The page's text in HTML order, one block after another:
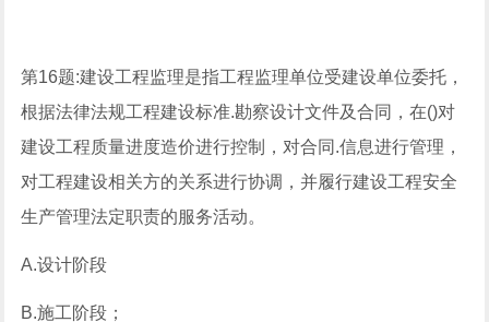
第16题:建设工程监理是指工程监理单位受建设单位委托，
根据法律法规工程建设标准.勘察设计文件及合同，在()对
建设工程质量进度造价进行控制，对合同.信息进行管理，
对工程建设相关方的关系进行协调，并履行建设工程安全
生产管理法定职责的服务活动。
A.设计阶段
B.施工阶段；